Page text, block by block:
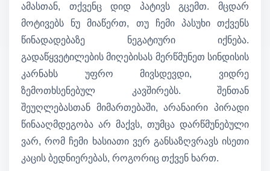
ამასთან, თქვენც დიდ პატივს გცემთ. მცდარ
მოტივებს ნუ მიაწერთ, თუ ჩემი პასუხი თქვენს
წინადადებაზე ნეგატიური იქნება.
გადაწყვეტილების მიღებისას მერწმუნეთ სინდისის
კარნახს უფრო მივსდევდი, ვიდრე
ზემოთხსენებულ კავშირებს. შენთან
შეუღლებასთან მიმართებაში, არანაირი პირადი
წინააღმდეგობა არ მაქვს, თუმცა დარწმუნებული
ვარ, რომ ჩემი ხასიათი ვერ განსაზღვრავს ისეთი
კაცის ბედნიერებას, როგორიც თქვენ ხართ.